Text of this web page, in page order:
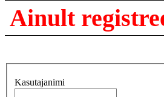
Ainult
Kasutajanimi